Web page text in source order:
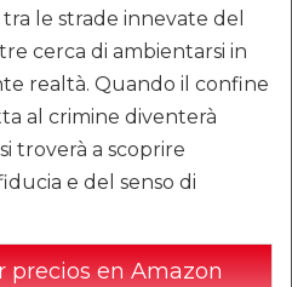
le strade innevate del
cerca di ambientarsi in
realtà. Quando il confine
al crimine diventerà
troverà a scoprire
e del senso di
precios en Amazon